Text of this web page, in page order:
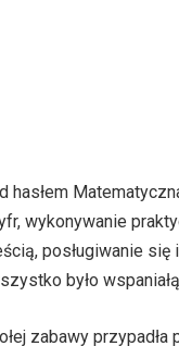
wykonywanie
posługiwanie
było
zabawy